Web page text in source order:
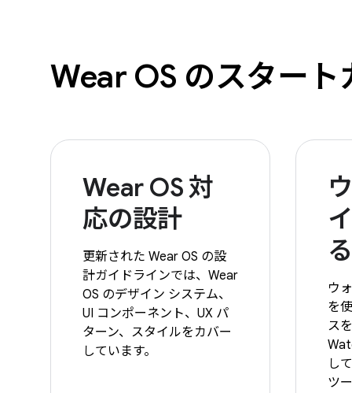
Wear OS のスタート
Wear OS 対
応の設計
更新された Wear OS の設
計ガイドラインでは、Wear
OS のデザイン システム、
UI コンポーネント、UX パ
ターン、スタイルをカバー
しています。
る
ウ
を
ス
し
ツ